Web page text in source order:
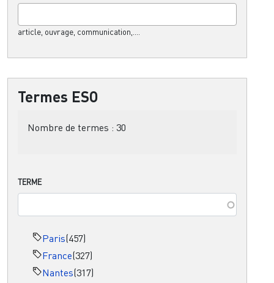
article, ouvrage, communication,....
Termes ESO
Nombre de termes : 30
TERME
Paris(457)
France(327)
Nantes(317)